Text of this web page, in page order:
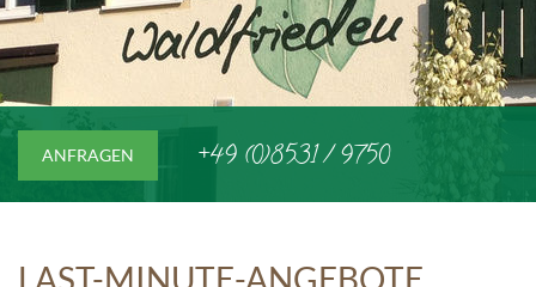
ANFRAGEN +49 (0)8531 / 9750
LAST-MINUTE-ANGEBOTE